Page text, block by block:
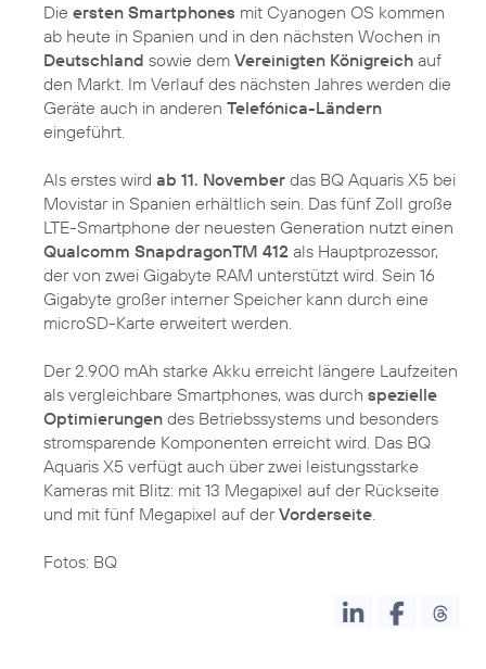
Die ersten Smartphones mit Cyanogen OS kommen
ab heute in Spanien und in den nächsten Wochen in
Deutschland sowie dem Vereinigten Königreich auf
den Markt. Im Verlauf des nächsten Jahres werden die
Geräte auch in anderen Telefónica-Ländern
eingeführt.
Als erstes wird ab 11. November das BQ Aquaris X5 bei
Movistar in Spanien erhältlich sein. Das fünf Zoll große
LTE-Smartphone der neuesten Generation nutzt einen
Qualcomm SnapdragonTM 412 als Hauptprozessor,
der von zwei Gigabyte RAM unterstützt wird. Sein 16
Gigabyte großer interner Speicher kann durch eine
microSD-Karte erweitert werden.
Der 2.900 mAh starke Akku erreicht längere Laufzeiten
als vergleichbare Smartphones, was durch spezielle
Optimierungen des Betriebssystems und besonders
stromsparende Komponenten erreicht wird. Das BQ
Aquaris X5 verfügt auch über zwei leistungsstarke
Kameras mit Blitz: mit 13 Megapixel auf der Rückseite
und mit fünf Megapixel auf derVorderseite.
Fotos: BQ